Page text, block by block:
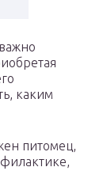
каким
питомец,